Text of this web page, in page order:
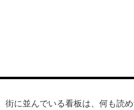
に並んでいる看板は、何も読